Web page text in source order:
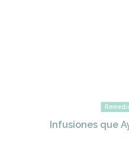
Infusiones que